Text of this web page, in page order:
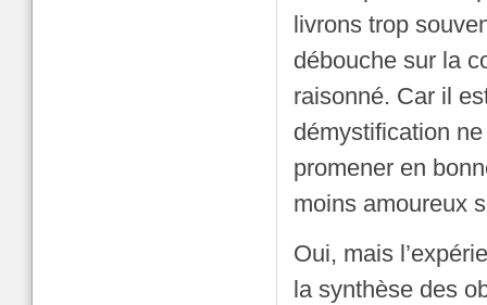
livrons trop
débouche sur la
raisonné. Car il
démystification
promener en
moins amoureux
Oui, mais
la synthèse des